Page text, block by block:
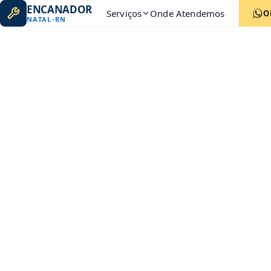
ENCANADOR
NATAL-RN Serviços Onde Atendemos